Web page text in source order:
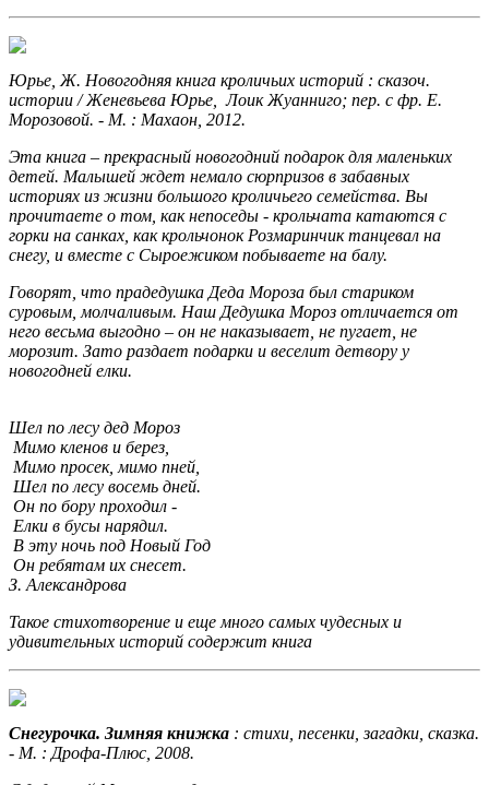
Юрье, Ж. Новогодняя книга кроличьих историй : сказоч.
истории / Женевьева Юрье, Лоик Жуанниго; пер. с фр. Е.
Морозовой. - М. : Махаон, 2012.
Эта книга – прекрасный новогодний подарок для маленьких
детей. Малышей ждет немало сюрпризов в забавных
историях из жизни большого кроличьего семейства. Вы
прочитаете о том, как непоседы - крольчата катаются с
горки на санках, как крольчонок Розмаринчик танцевал на
снегу, и вместе с Сыроежиком побываете на балу.
Говорят, что прадедушка Деда Мороза был стариком
суровым, молчаливым. Наш Дедушка Мороз отличается от
него весьма выгодно – он не наказывает, не пугает, не
морозит. Зато раздает подарки и веселит детвору у
новогодней елки.
Шел по лесу дед Мороз
Мимо кленов и берез,
Мимо просек, мимо пней,
Шел по лесу восемь дней.
Он по бору проходил -
Елки в бусы нарядил.
В эту ночь под Новый Год
Он ребятам их снесет.
З. Александрова
Такое стихотворение и еще много самых чудесных и
удивительных историй содержит книга
Снегурочка. Зимняя книжка : стихи, песенки, загадки, сказка.
- М. : Дрофа-Плюс, 2008.